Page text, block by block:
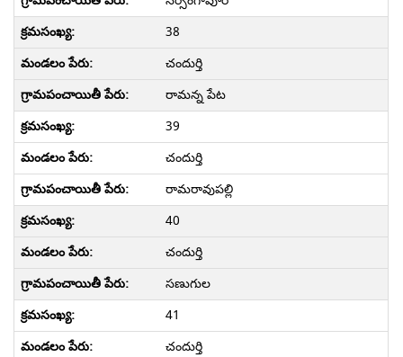
38
చందుర్తి
రామన్న పేట
39
చందుర్తి
రామరావుపల్లి
40
చందుర్తి
సణుగుల
41
చందుర్తి